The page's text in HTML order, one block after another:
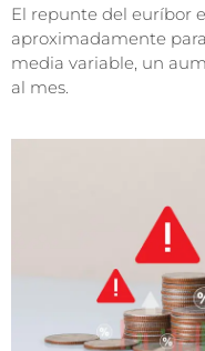
El repunte del euríbor
aproximadamente
media variable, un
al mes.